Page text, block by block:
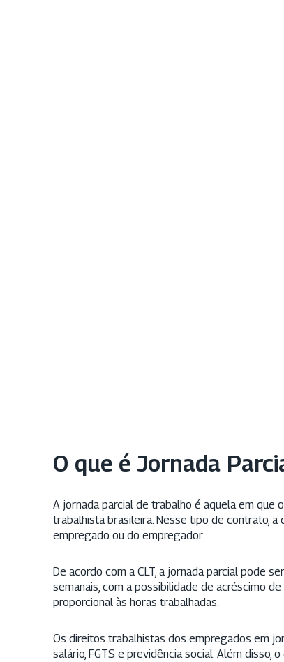
O que é Jornada
A jornada parcial de trabalho é aquela em que
trabalhista brasileira. Nesse tipo de contrato,
empregado ou do empregador.
De acordo com a CLT, a jornada parcial pode
semanais, com a possibilidade de acréscimo
proporcional às horas trabalhadas.
Os direitos trabalhistas dos empregados em
salário, FGTS e previdência social. Além